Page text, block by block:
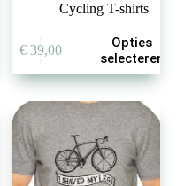
Cycling T-shirts
€39,00
Opties
selecteren
product
meerdere
variaties.
Deze
gekozen
worden